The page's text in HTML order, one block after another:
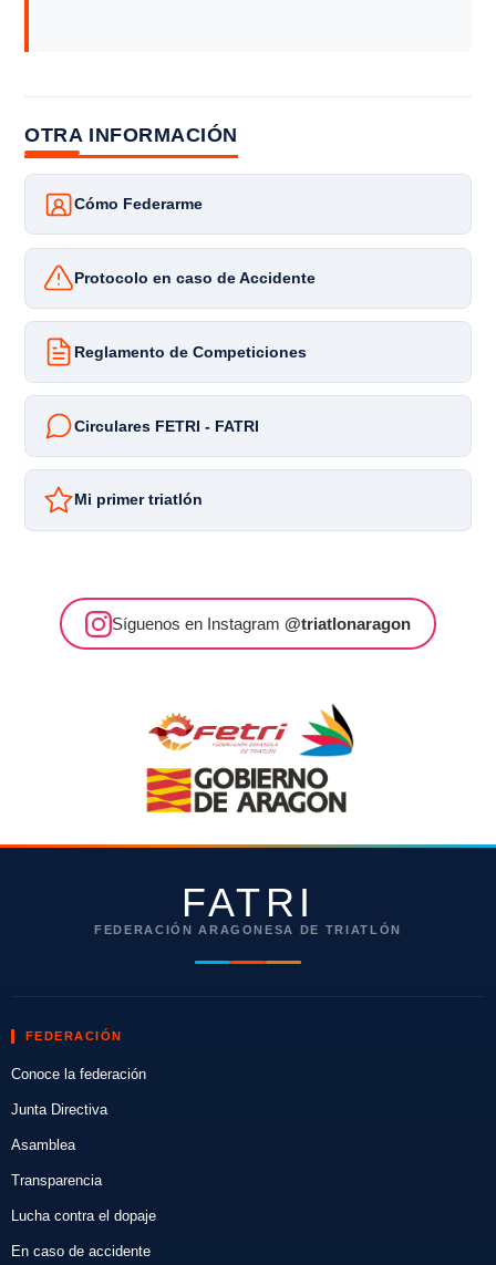
OTRA INFORMACIÓN
Cómo Federarme
Protocolo en caso de Accidente
Reglamento de Competiciones
Circulares FETRI - FATRI
Mi primer triatlón
Síguenos en Instagram @triatlonaragon
FATRI
FEDERACIÓN ARAGONESA DE TRIATLÓN
FEDERACIÓN
Conoce la federación
Junta Directiva
Asamblea
Transparencia
Lucha contra el dopaje
En caso de accidente